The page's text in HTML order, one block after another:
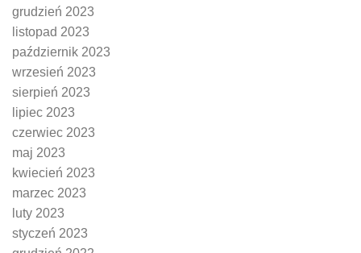
grudzień 2023
listopad 2023
październik 2023
wrzesień 2023
sierpień 2023
lipiec 2023
czerwiec 2023
maj 2023
kwiecień 2023
marzec 2023
luty 2023
styczeń 2023